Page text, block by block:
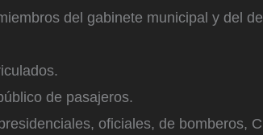
del gabinete municipal y del
de pasajeros.
oficiales, de bomberos,